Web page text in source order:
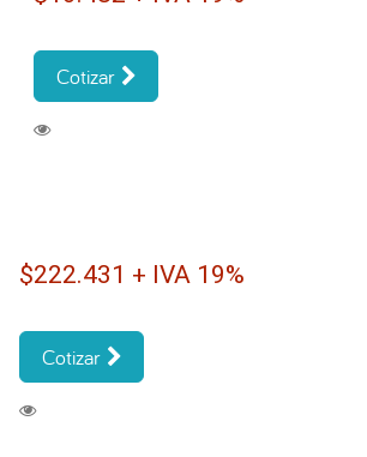
Cotizar
$222.431 + IVA 19%
Cotizar